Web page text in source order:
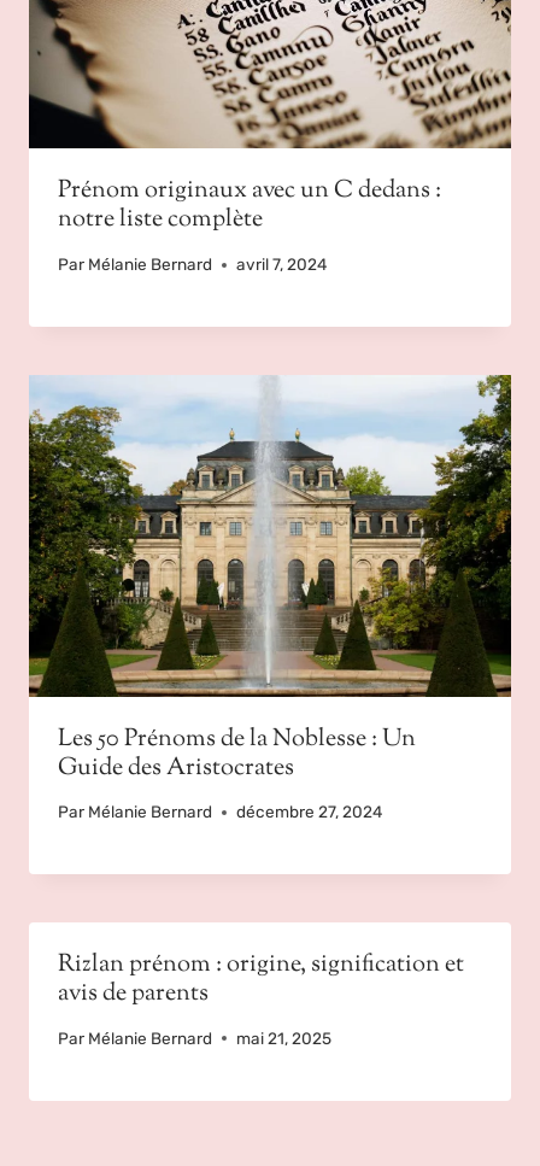
Prénom originaux avec un C dedans :
notre liste complète
Par Mélanie Bernard avril 7, 2024
Les 50 Prénoms de la Noblesse : Un
Guide des Aristocrates
Par Mélanie Bernard décembre 27, 2024
Rizlan prénom : origine, signification et
avis de parents
Par Mélanie Bernard mai 21, 2025